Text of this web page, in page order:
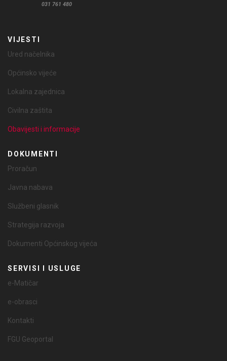
031 761 480
VIJESTI
Ured načelnika
Općinsko vijeće
Lokalna zajednica
Civilna zaštita
Obavijesti i informacije
DOKUMENTI
Proračun
Javna nabava
Službeni glasnik
Strategija razvoja
Dokumenti Općinskog vijeća
SERVISI I USLUGE
e-Matičar
e-obrasci
Kontakti
FGU Geoportal